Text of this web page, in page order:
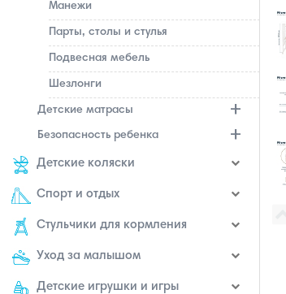
Манежи
Парты, столы и стулья
Подвесная мебель
Шезлонги
Детские матрасы
Безопасность ребенка
Детские коляски
Спорт и отдых
Стульчики для кормления
Уход за малышом
Детские игрушки и игры